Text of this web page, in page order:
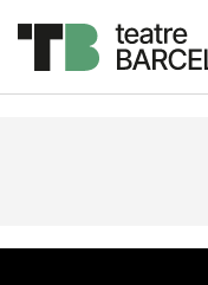
Descripción